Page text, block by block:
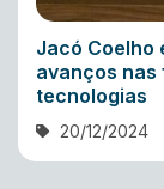
Jacó Coelho
avanços
tecnologias
20/12/2024